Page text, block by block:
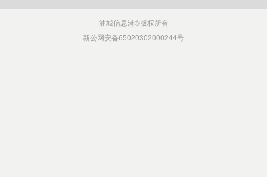
油城信息港©版权所有
新公网安备65020302000244号